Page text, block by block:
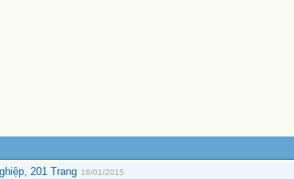
201 Trang 16/01/2015